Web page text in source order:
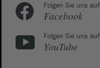
Folgen Sie uns auf
Facebook
Folgen Sie uns auf
YouTube